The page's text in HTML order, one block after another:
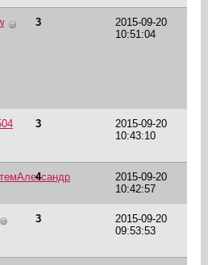
3
2015-09-20
10:51:04
3
2015-09-20
10:43:10
4
2015-09-20
10:42:57
3
2015-09-20
09:53:53